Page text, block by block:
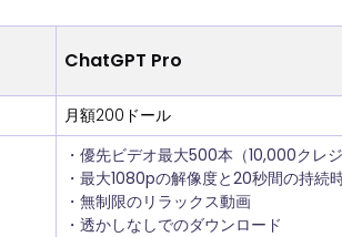
ChatGPT Pro
月額200ドール
・優先ビデオ最大500本（10,000クレジ
・最大1080pの解像度と20秒間の持続
・無制限のリラックス動画
・透かしなしでのダウンロード